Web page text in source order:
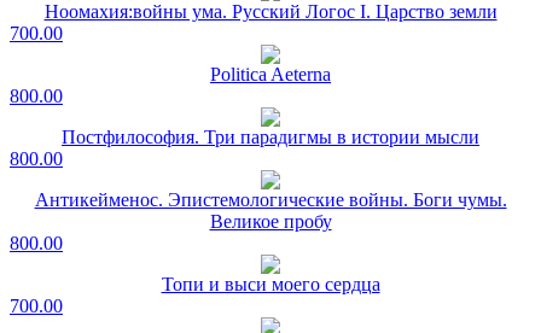
Ноомахия:войны ума. Русский Логос I. Царство земли
700.00
Politica Aeterna
800.00
Постфилософия. Три парадигмы в истории мысли
800.00
Антикейменос. Эпистемологические войны. Боги чумы.
Великое пробу
800.00
Топи и выси моего сердца
700.00